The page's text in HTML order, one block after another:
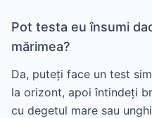
Pot testa eu însumi
mărimea?
Da, puteți face un test
la orizont, apoi întindeți
cu degetul mare sau